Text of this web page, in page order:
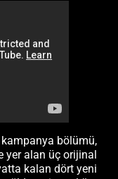
bölümü,
yer alan üç orijinal
kalan dört yeni